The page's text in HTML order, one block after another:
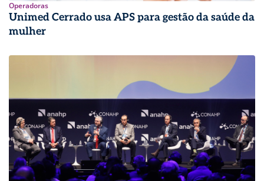
Operadoras
Unimed Cerrado usa APS para gestão da saúde da
mulher